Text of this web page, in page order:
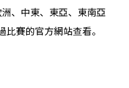
、中東、東亞、東南亞
賽的官方網站查看。